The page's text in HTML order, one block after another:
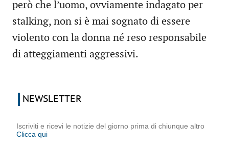
però che l’uomo, ovviamente indagato per
stalking, non si è mai sognato di essere
violento con la donna né reso responsabile
di atteggiamenti aggressivi.
NEWSLETTER
Iscriviti e ricevi le notizie del giorno prima di chiunque altro
Clicca qui